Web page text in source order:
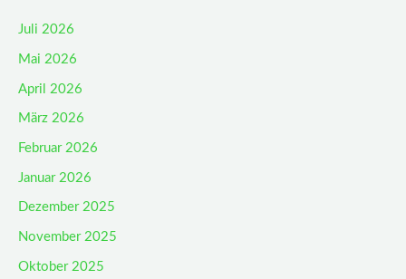
Juli 2026
Mai 2026
April 2026
März 2026
Februar 2026
Januar 2026
Dezember 2025
November 2025
Oktober 2025